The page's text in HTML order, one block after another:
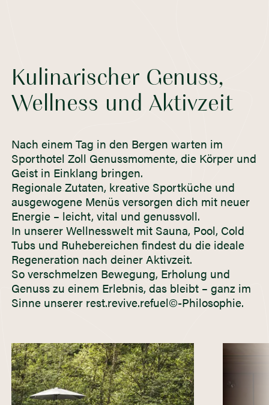
Kulinarischer Genuss,
Wellness und Aktivzeit
Nach einem Tag in den Bergen warten im
Sporthotel Zoll Genussmomente, die Körper und
Geist in Einklang bringen.
Regionale Zutaten, kreative Sportküche und
ausgewogene Menüs versorgen dich mit neuer
Energie – leicht, vital und genussvoll.
In unserer Wellnesswelt mit Sauna, Pool, Cold
Tubs und Ruhebereichen findest du die ideale
Regeneration nach deiner Aktivzeit.
So verschmelzen Bewegung, Erholung und
Genuss zu einem Erlebnis, das bleibt – ganz im
Sinne unserer rest.revive.refuel©-Philosophie.